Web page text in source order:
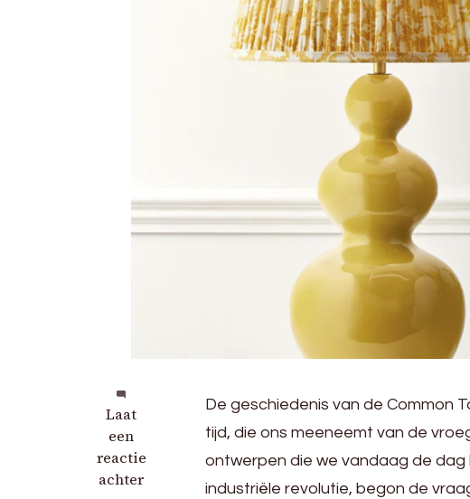
Laat
een
reactie
achter
op
De
veelzijdige
Common
De geschiedenis van de Common
tijd, die ons meeneemt van de
ontwerpen die we vandaag de dag
industriële revolutie, begon de